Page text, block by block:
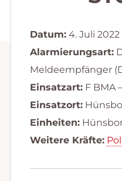
Datum:4. Juli 2022
Alarmierungsart:
Meldeempfänger
Einsatzart:F BMA
Einsatzort:
Einheiten:
Weitere Kräfte: